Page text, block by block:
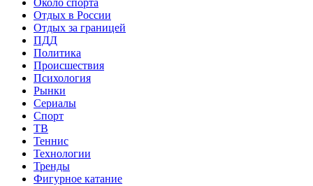
Около спорта
Отдых в России
Отдых за границей
ПДД
Политика
Происшествия
Психология
Рынки
Сериалы
Спорт
ТВ
Теннис
Технологии
Тренды
Фигурное катание